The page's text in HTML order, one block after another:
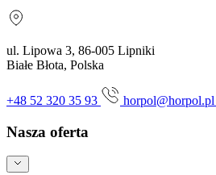
ul. Lipowa 3, 86-005 Lipniki
Białe Błota, Polska
+48 52 320 35 93 horpol@horpol.pl
Nasza oferta